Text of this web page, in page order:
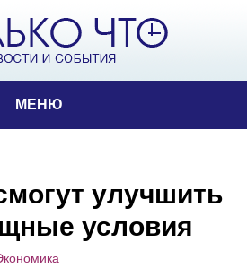
МЕНЮ
улучшить
условия